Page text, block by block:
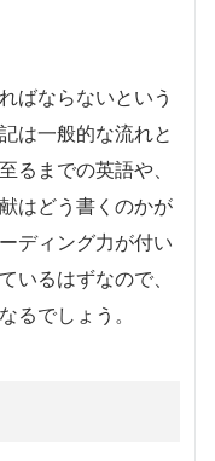
ばならないという
は一般的な流れと
るまでの英語や、
はどう書くのかが
ディング力が付い
いるはずなので、
るでしょう。